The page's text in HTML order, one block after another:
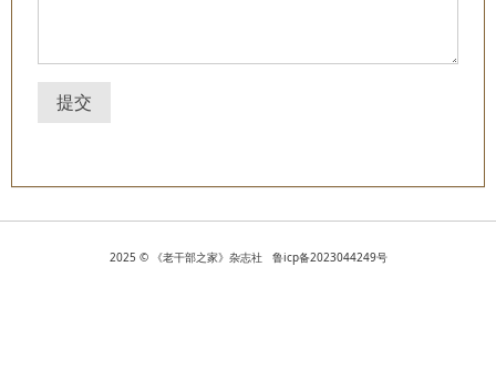
提交
2025 © 《老干部之家》杂志社 鲁icp备2023044249号